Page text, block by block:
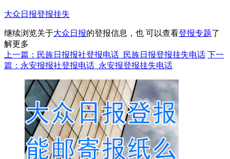
大众日报登报挂失
继续浏览关于大众日报的登报信息，也 可以查看登报专题了
解更多
上一篇：民族日报报社登报电话_民族日报登报挂失电话 下一
篇：永安报报社登报电话_永安报登报挂失电话